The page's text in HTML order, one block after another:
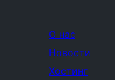
О нас
Новости
Хостинг